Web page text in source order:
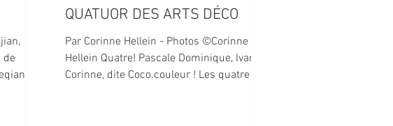
de
QUATUOR DES ARTS DÉCO
Par Corinne Hellein - Photos ©Corinne
Hellein Quatre! Pascale Dominique, Ivan,
Corinne, dite Coco.couleur ! Les quatre au